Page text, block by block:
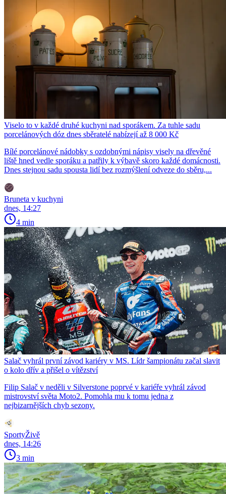
Viselo to v každé druhé kuchyni nad sporákem. Za tuhle sadu
porcelánových dóz dnes sběratelé nabízejí až 8 000 Kč
Bílé porcelánové nádobky s ozdobnými nápisy visely na dřevěné
liště hned vedle sporáku a patřily k výbavě skoro každé domácnosti.
Dnes stejnou sadu spousta lidí bez rozmýšlení odveze do sběru,...
Bruneta v kuchyni
dnes, 14:27
4 min
Salač vyhrál první závod kariéry v MS. Lídr šampionátu začal slavit
o kolo dřív a přišel o vítězství
Filip Salač v neděli v Silverstone poprvé v kariéře vyhrál závod
mistrovství světa Moto2. Pomohla mu k tomu jedna z
nejbizarnějších chyb sezony.
SportyŽivě
dnes, 14:26
3 min